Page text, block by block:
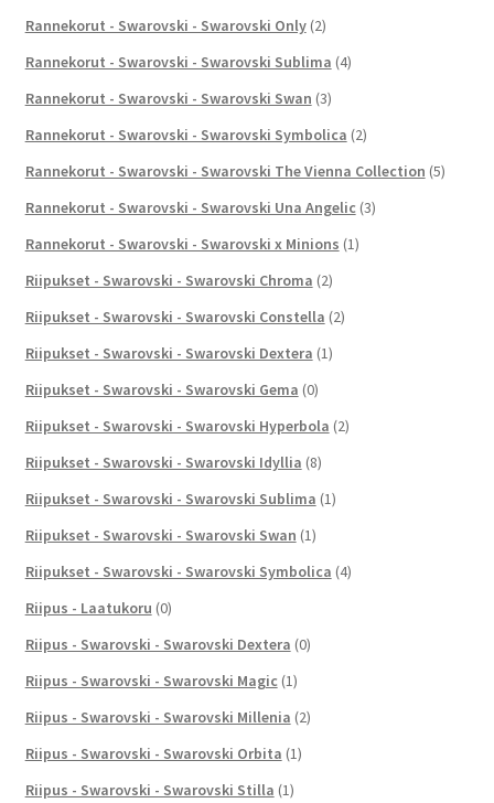
Rannekorut - Swarovski - Swarovski Only (2)
Rannekorut - Swarovski - Swarovski Sublima (4)
Rannekorut - Swarovski - Swarovski Swan (3)
Rannekorut - Swarovski - Swarovski Symbolica (2)
Rannekorut - Swarovski - Swarovski The Vienna Collection (5)
Rannekorut - Swarovski - Swarovski Una Angelic (3)
Rannekorut - Swarovski - Swarovski x Minions (1)
Riipukset - Swarovski - Swarovski Chroma (2)
Riipukset - Swarovski - Swarovski Constella (2)
Riipukset - Swarovski - Swarovski Dextera (1)
Riipukset - Swarovski - Swarovski Gema (0)
Riipukset - Swarovski - Swarovski Hyperbola (2)
Riipukset - Swarovski - Swarovski Idyllia (8)
Riipukset - Swarovski - Swarovski Sublima (1)
Riipukset - Swarovski - Swarovski Swan (1)
Riipukset - Swarovski - Swarovski Symbolica (4)
Riipus - Laatukoru (0)
Riipus - Swarovski - Swarovski Dextera (0)
Riipus - Swarovski - Swarovski Magic (1)
Riipus - Swarovski - Swarovski Millenia (2)
Riipus - Swarovski - Swarovski Orbita (1)
Riipus - Swarovski - Swarovski Stilla (1)